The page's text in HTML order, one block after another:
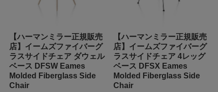
【ハーマンミラー正規販売
店】イームズファイバーグ
ラスサイドチェア ダウェル
ベース DFSW Eames
Molded Fiberglass Side
Chair
【ハーマンミラー正規販売
店】イームズファイバーグ
ラスサイドチェア 4レッグ
ベース DFSX Eames
Molded Fiberglass Side
Chair